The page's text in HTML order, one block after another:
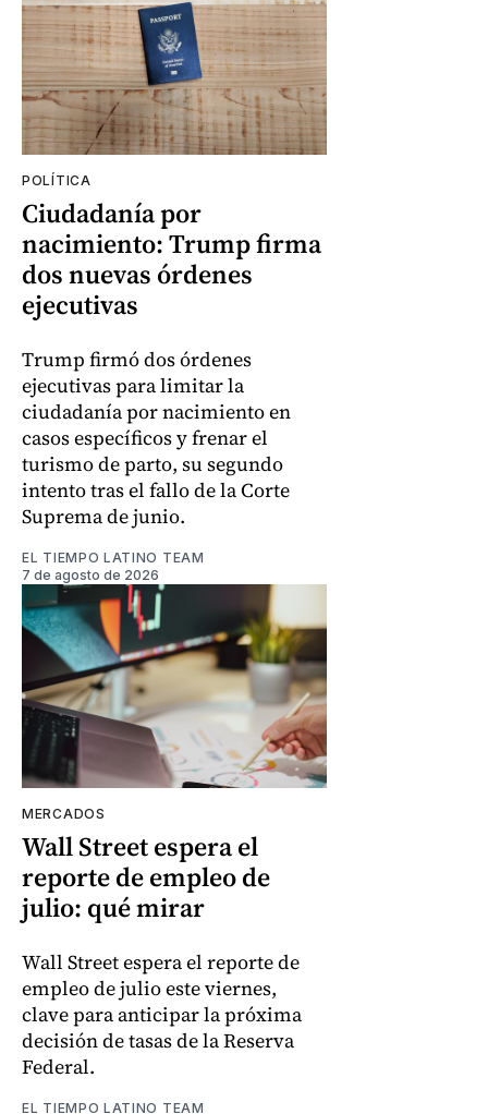
POLÍTICA
Ciudadanía por
nacimiento: Trump firma
dos nuevas órdenes
ejecutivas
Trump firmó dos órdenes
ejecutivas para limitar la
ciudadanía por nacimiento en
casos específicos y frenar el
turismo de parto, su segundo
intento tras el fallo de la Corte
Suprema de junio.
EL TIEMPO LATINO TEAM
7 de agosto de 2026
MERCADOS
Wall Street espera el
reporte de empleo de
julio: qué mirar
Wall Street espera el reporte de
empleo de julio este viernes,
clave para anticipar la próxima
decisión de tasas de la Reserva
Federal.
EL TIEMPO LATINO TEAM